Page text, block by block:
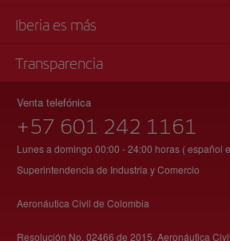
Iberia es más
Transparencia
Venta telefónica
+57 601 242 1161
Lunes a domingo 00:00 - 24:00 horas ( español
Superintendencia de Industria y Comercio
Aeronáutica Civil de Colombia
Resolución No. 02466 de 2015, Aeronáutica